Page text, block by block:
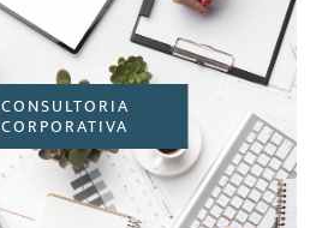
CONSULTORIA
CORPORATIVA